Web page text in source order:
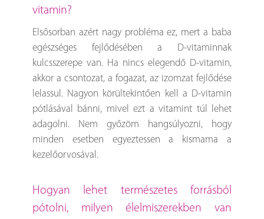
vitamin?
Elsősorban azért nagy probléma ez, mert a baba
egészséges fejlődésében a D-vitaminnak
kulcsszerepe van. Ha nincs elegendő D-vitamin,
akkor a csontozat, a fogazat, az izomzat fejlődése
lelassul. Nagyon körültekintően kell a D-vitamin
pótlásával bánni, mivel ezt a vitamint túl lehet
adagolni. Nem győzöm hangsúlyozni, hogy
minden esetben egyeztessen a kismama a
kezelőorvosával.
Hogyan lehet természetes forrásból
pótolni, milyen élelmiszerekben van